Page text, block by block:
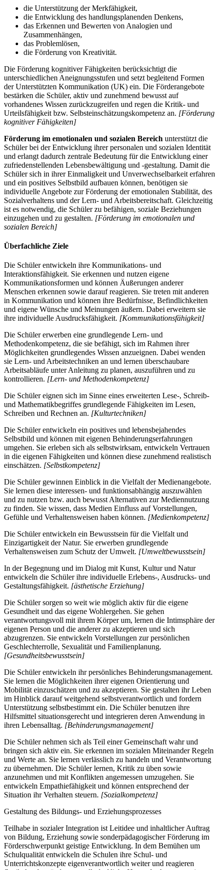
die Unterstützung der Merkfähigkeit,
die Entwicklung des handlungsplanenden Denkens,
das Erkennen und Bewerten von Analogien und
Zusammenhängen,
das Problemlösen,
die Förderung von Kreativität.
Die Förderung kognitiver Fähigkeiten berücksichtigt die
unterschiedlichen Aneignungsstufen und setzt begleitend Formen
der Unterstützten Kommunikation (UK) ein. Die Förderangebote
bestärken die Schüler, aktiv und zunehmend bewusst auf
vorhandenes Wissen zurückzugreifen und regen die Kritik- und
Urteilsfähigkeit bzw. Selbsteinschätzungskompetenz an. [Förderung
kognitiver Fähigkeiten]
Förderung im emotionalen und sozialen Bereich unterstützt die
Schüler bei der Entwicklung ihrer personalen und sozialen Identität
und erlangt dadurch zentrale Bedeutung für die Entwicklung einer
zufriedenstellenden Lebensbewältigung und -gestaltung. Damit die
Schüler sich in ihrer Einmaligkeit und Unverwechselbarkeit erfahren
und ein positives Selbstbild aufbauen können, benötigen sie
individuelle Angebote zur Förderung der emotionalen Stabilität, des
Sozialverhaltens und der Lern- und Arbeitsbereitschaft. Gleichzeitig
ist es notwendig, die Schüler zu befähigen, soziale Beziehungen
einzugehen und zu gestalten. [Förderung im emotionalen und
sozialen Bereich]
Überfachliche Ziele
Die Schüler entwickeln ihre Kommunikations- und
Interaktionsfähigkeit. Sie erkennen und nutzen eigene
Kommunikationsformen und können Äußerungen anderer
Menschen erkennen sowie darauf reagieren. Sie treten mit anderen
in Kommunikation und können ihre Bedürfnisse, Befindlichkeiten
und eigene Wünsche und Meinungen äußern. Dabei erweitern sie
ihre individuelle Ausdrucksfähigkeit. [Kommunikationsfähigkeit]
Die Schüler erwerben eine grundlegende Lern- und
Methodenkompetenz, die sie befähigt, sich im Rahmen ihrer
Möglichkeiten grundlegendes Wissen anzueignen. Dabei wenden
sie Lern- und Arbeitstechniken an und lernen überschaubare
Arbeitsabläufe unter Anleitung zu planen, auszuführen und zu
kontrollieren. [Lern- und Methodenkompetenz]
Die Schüler eignen sich im Sinne eines erweiterten Lese-, Schreib-
und Mathematikbegriffes grundlegende Fähigkeiten im Lesen,
Schreiben und Rechnen an. [Kulturtechniken]
Die Schüler entwickeln ein positives und lebensbejahendes
Selbstbild und können mit eigenen Behinderungserfahrungen
umgehen. Sie erleben sich als selbstwirksam, entwickeln Vertrauen
in die eigenen Fähigkeiten und können diese zunehmend realistisch
einschätzen. [Selbstkompetenz]
Die Schüler gewinnen Einblick in die Vielfalt der Medienangebote.
Sie lernen diese interessen- und funktionsabhängig auszuwählen
und zu nutzen bzw. auch bewusst Alternativen zur Mediennutzung
zu finden. Sie wissen, dass Medien Einfluss auf Vorstellungen,
Gefühle und Verhaltensweisen haben können. [Medienkompetenz]
Die Schüler entwickeln ein Bewusstsein für die Vielfalt und
Einzigartigkeit der Natur. Sie erwerben grundlegende
Verhaltensweisen zum Schutz der Umwelt. [Umweltbewusstsein]
In der Begegnung und im Dialog mit Kunst, Kultur und Natur
entwickeln die Schüler ihre individuelle Erlebens-, Ausdrucks- und
Gestaltungsfähigkeit. [ästhetische Erziehung]
Die Schüler sorgen so weit wie möglich aktiv für die eigene
Gesundheit und das eigene Wohlergehen. Sie gehen
verantwortungsvoll mit ihrem Körper um, lernen die Intimsphäre der
eigenen Person und die anderer zu akzeptieren und sich
abzugrenzen. Sie entwickeln Vorstellungen zur persönlichen
Geschlechterrolle, Sexualität und Familienplanung.
[Gesundheitsbewusstsein]
Die Schüler entwickeln ihr persönliches Behinderungsmanagement.
Sie lernen die Möglichkeiten ihrer eigenen Orientierung und
Mobilität einzuschätzen und zu akzeptieren. Sie gestalten ihr Leben
im Hinblick darauf weitgehend selbstverantwortlich und fordern
Unterstützung selbstbestimmt ein. Die Schüler benutzen ihre
Hilfsmittel situationsgerecht und integrieren deren Anwendung in
ihren Lebensalltag. [Behinderungsmanagement]
Die Schüler nehmen sich als Teil einer Gemeinschaft wahr und
bringen sich aktiv ein. Sie erkennen im sozialen Miteinander Regeln
und Werte an. Sie lernen verlässlich zu handeln und Verantwortung
zu übernehmen. Die Schüler lernen, Kritik zu üben sowie
anzunehmen und mit Konflikten angemessen umzugehen. Sie
entwickeln Empathiefähigkeit und können entsprechend der
Situation ihr Verhalten steuern. [Sozialkompetenz]
Gestaltung des Bildungs- und Erziehungsprozesses
Teilhabe in sozialer Integration ist Leitidee und inhaltlicher Auftrag
von Bildung, Erziehung sowie sonderpädagogischer Förderung im
Förderschwerpunkt geistige Entwicklung. In dem Bemühen um
Schulqualität entwickeln die Schulen ihre Schul- und
Unterrichtskonzepte eigenverantwortlich weiter und reagieren